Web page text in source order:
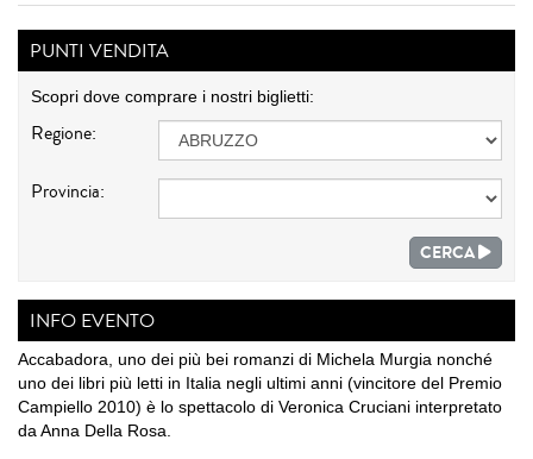
PUNTI VENDITA
Scopri dove comprare i nostri biglietti:
Regione:
Provincia:
CERCA
INFO EVENTO
Accabadora, uno dei più bei romanzi di Michela Murgia nonché
uno dei libri più letti in Italia negli ultimi anni (vincitore del Premio
Campiello 2010) è lo spettacolo di Veronica Cruciani interpretato
da Anna Della Rosa.